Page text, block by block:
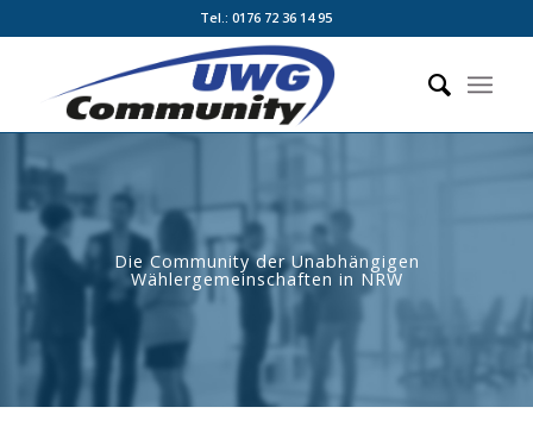
Tel.: 0176 72 36 14 95
Die Community der Unabhängigen
Wählergemeinschaften in NRW